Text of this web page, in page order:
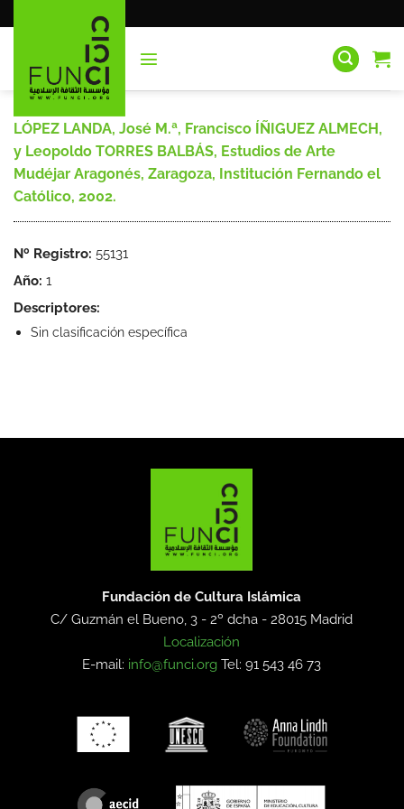
al
LÓPEZ LANDA, José M.ª, Francisco ÍÑIGUEZ ALMECH,
y Leopoldo TORRES BALBÁS, Estudios de Arte
Mudéjar Aragonés, Zaragoza, Institución Fernando el
Católico, 2002.
Nº Registro: 55131
Año: 1
Descriptores:
Sin clasificación específica
Fundación de Cultura Islámica
C/ Guzmán el Bueno, 3 - 2º dcha -28015 Madrid
Localización
E-mail: info@funci.org Tel: 91 543 46 73